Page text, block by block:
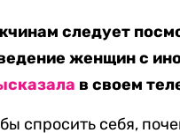
следует
женщин с
в своем
спросить себя,